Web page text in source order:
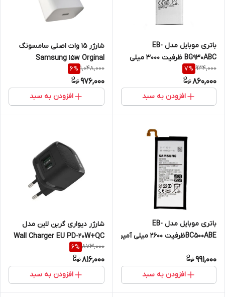
باتری موبایل مدل EB-
BG930ABC ظرفیت 3000 میلی
امپر ساعت مناسب برای گوشی
موبایل سامسونگ Galaxy S7
934,000
7%
860,000
افزودن به سبد
شارژر 15 وات اصلی سامسونگ
Samsung 15w Orginal
Charger
1,048,000
6%
976,000
افزودن به سبد
باتری موبایل مدل EB-
BC500ABEظرفیت 2600 میلی آمپر
سامسونگ Galaxy C5
991,000
افزودن به سبد
شارژر دیواری گرین لاین مدل
Wall Charger EU PD-20W+QC
توان 20 وات
873,000
6%
816,000
افزودن به سبد